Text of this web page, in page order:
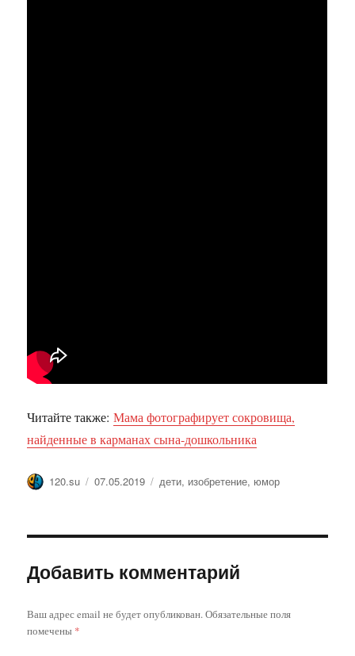
Читайте также:Мама фотографирует сокровища,
найденные в карманах сына-дошкольника
Автор
120.su Опубликовано
07.05.2019 Метки
дети, изобретение, юмор
Добавить комментарий
Ваш адрес email не будет опубликован.Обязательные поля
помечены *